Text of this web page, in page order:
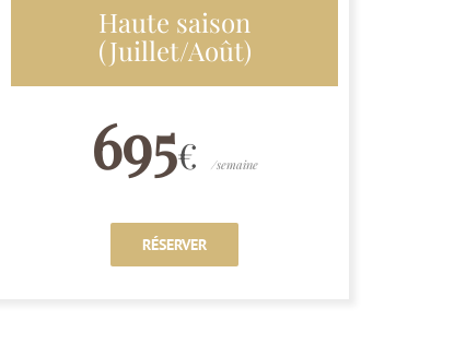
Haute saison
(Juillet/Août)
695€ /semaine
RÉSERVER